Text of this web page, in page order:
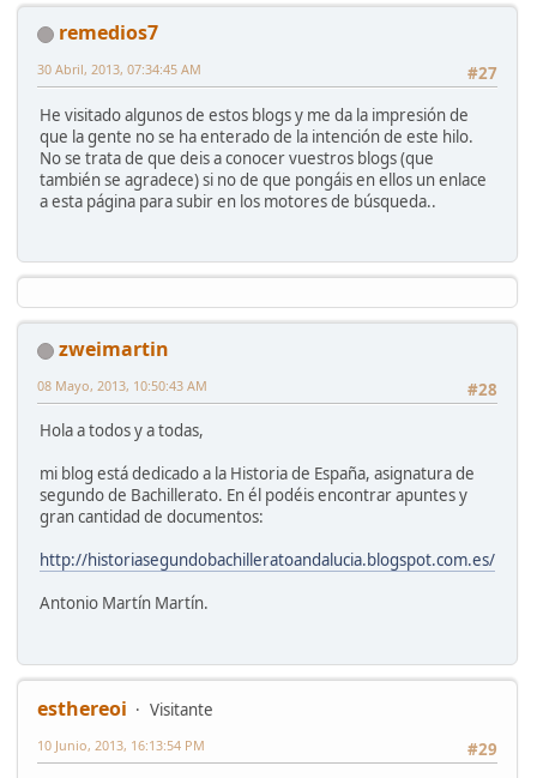
remedios7
#27
30 Abril, 2013, 07:34:45 AM
He visitado algunos de estos blogs y me da la impresión de
que la gente no se ha enterado de la intención de este hilo.
No se trata de que deis a conocer vuestros blogs (que
también se agradece) si no de que pongáis en ellos un enlace
a esta página para subir en los motores de búsqueda..
zweimartin
#28
08 Mayo, 2013, 10:50:43 AM
Hola a todos y a todas,
mi blog está dedicado a la Historia de España, asignatura de
segundo de Bachillerato. En él podéis encontrar apuntes y
gran cantidad de documentos:
http://historiasegundobachilleratoandalucia.blogspot.com.es/
Antonio Martín Martín.
esthereoi
Visitante
#29
10 Junio, 2013, 16:13:54 PM